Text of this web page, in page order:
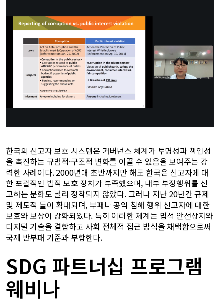
한국의 신고자 보호 시스템은 거버넌스 체계가 투명성과 책임성
을 촉진하는 규범적·구조적 변화를 이끌 수 있음을 보여주는 강
력한 사례이다. 2000년대 초반까지만 해도 한국은 신고자에 대
한 포괄적인 법적 보호 장치가 부족했으며, 내부 부정행위를 신
고하는 문화도 널리 정착되지 않았다. 그러나 지난 20년간 규제
및 제도적 틀이 확대되며, 부패나 공익 침해 행위 신고자에 대한
보호와 보상이 강화되었다. 특히 이러한 체계는 법적 안전장치와
디지털 기술을 결합하고 사회 전체적 접근 방식을 채택함으로써
국제 반부패 기준과 부합한다.
SDG 파트너십 프로그램
웨비나